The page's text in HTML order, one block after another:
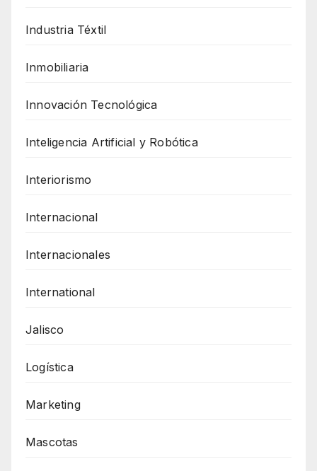
Industria Téxtil
Inmobiliaria
Innovación Tecnológica
Inteligencia Artificial y Robótica
Interiorismo
Internacional
Internacionales
International
Jalisco
Logística
Marketing
Mascotas